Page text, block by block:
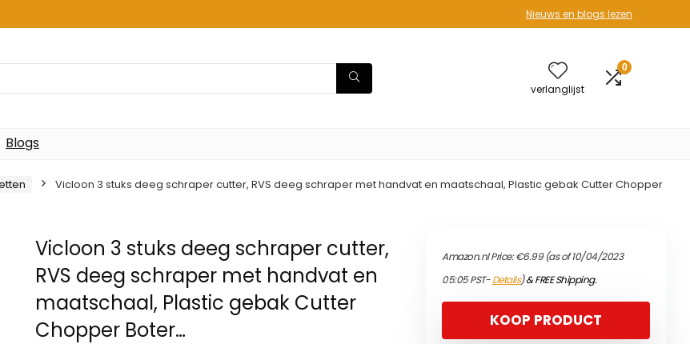
Nieuws en blogs lezen
verlanglijst
0
Blogs
Vicloon 3 stuks deeg schraper cutter, RVS deeg schraper met handvat en maatschaal, Plastic gebak Cutter Chopper
Vicloon 3 stuks deeg schraper cutter,
RVS deeg schraper met handvat en
maatschaal, Plastic gebak Cutter
Chopper Boter…
Amazon.nl Price:€6.99(as of 10/04/2023
05:05 PST-Details)&FREE Shipping.
KOOP PRODUCT